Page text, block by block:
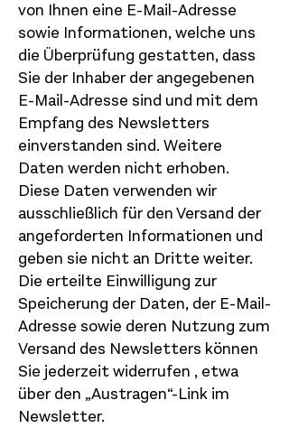
von Ihnen eine E-Mail-Adresse
sowie Informationen, welche uns
die Überprüfung gestatten, dass
Sie der Inhaber der angegebenen
E-Mail-Adresse sind und mit dem
Empfang des Newsletters
einverstanden sind. Weitere
Daten werden nicht erhoben.
Diese Daten verwenden wir
ausschließlich für den Versand der
angeforderten Informationen und
geben sie nicht an Dritte weiter.
Die erteilte Einwilligung zur
Speicherung der Daten, der E-Mail-
Adresse sowie deren Nutzung zum
Versand des Newsletters können
Sie jederzeit widerrufen , etwa
über den „Austragen“-Link im
Newsletter.